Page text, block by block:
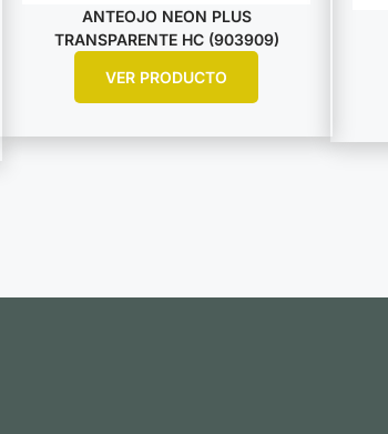
ANTEOJO NEON PLUS
TRANSPARENTE HC (903909)
VER PRODUCTO